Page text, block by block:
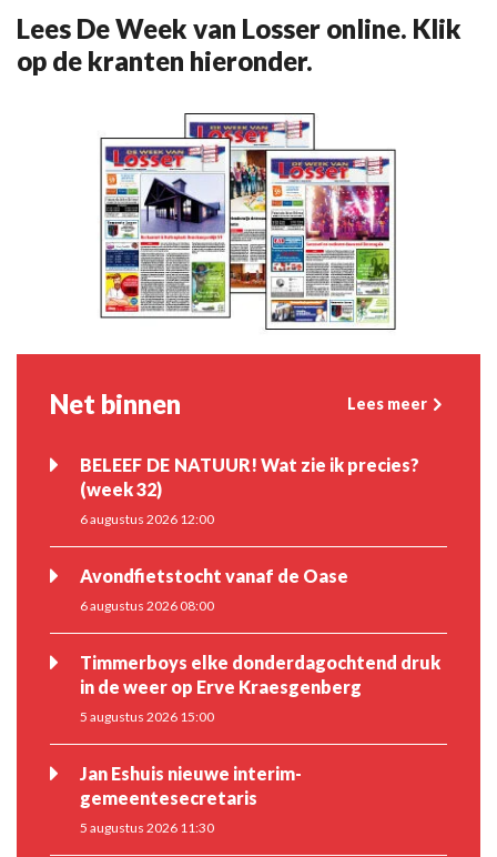
Lees De Week van Losser online. Klik
op de kranten hieronder.
Net binnen Lees meer
BELEEF DE NATUUR! Wat zie ik precies?
(week 32)
6 augustus 2026 12:00
Avondfietstocht vanaf de Oase
6 augustus 2026 08:00
Timmerboys elke donderdagochtend druk
in de weer op Erve Kraesgenberg
5 augustus 2026 15:00
Jan Eshuis nieuwe interim-
gemeentesecretaris
5 augustus 2026 11:30